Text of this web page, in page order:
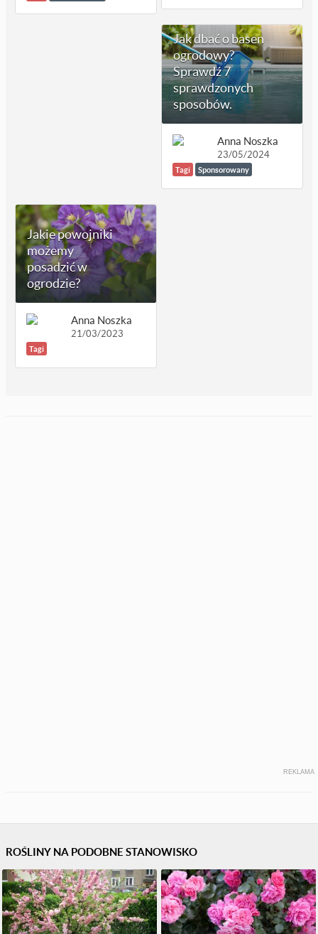
Jak dbać o basen
ogrodowy?
Sprawdź 7
sprawdzonych
sposobów.
Anna Noszka
23/05/2024
Tagi Sponsorowany
Jakie powojniki
możemy
posadzić w
ogrodzie?
Anna Noszka
21/03/2023
Tagi
REKLAMA
ROŚLINY NA PODOBNE STANOWISKO